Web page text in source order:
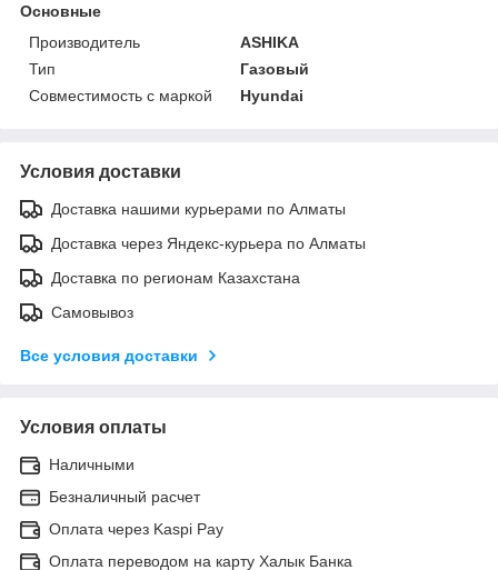
Основные
Производитель
ASHIKA
Тип
Газовый
Совместимость с маркой
Hyundai
Условия доставки
Доставка нашими курьерами по Алматы
Доставка через Яндекс-курьера по Алматы
Доставка по регионам Казахстана
Самовывоз
Все условия доставки
Условия оплаты
Наличными
Безналичный расчет
Оплата через Kaspi Pay
Оплата переводом на карту Халык Банка